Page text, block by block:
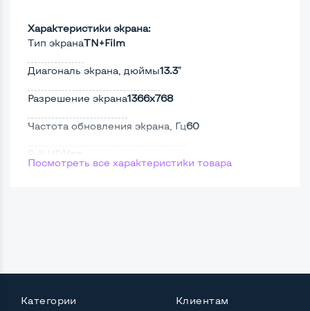
Характеристики экрана:
Тип экранаTN+Film
Диагональ экрана, дюймы13.3"
Разрешение экрана1366x768
Частота обновления экрана, Гц60
Full HD Нет
Мощность:
Посмотреть все характеристики товара
Категории Клиентам